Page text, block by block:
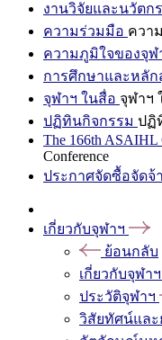
งานวิจัยและนวัตก
ความร่วมมือ ควา
ความภูมิใจของจุฬ
การศึกษาและหลัก
จุฬาฯ ในสื่อ จุฬาฯ
ปฏิทินกิจกรรม ปฏิ
The 166th ASAIHL
Conference
ประกาศจัดซื้อจัดจ้
เกี่ยวกับจุฬาฯ
ย้อนกลับ
เกี่ยวกับจุฬาฯ
ประวัติจุฬาฯ
วิสัยทัศน์แล